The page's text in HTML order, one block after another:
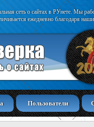
сеть о сайтах в РУнете. Мы
ежедневно благодаря
Пользователи